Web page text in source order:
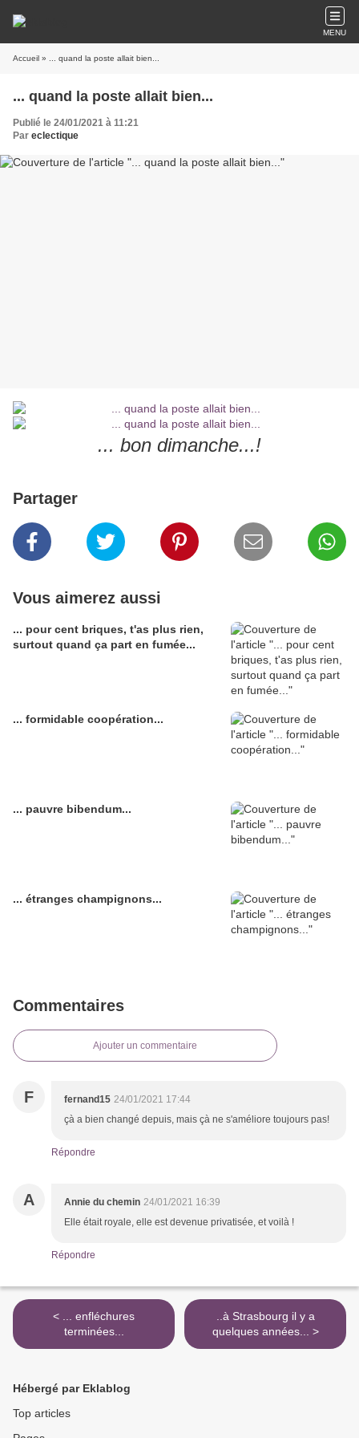
MENU
Accueil » ... quand la poste allait bien...
... quand la poste allait bien...
Publié le 24/01/2021 à 11:21
Par eclectique
... bon dimanche...!
Partager
Vous aimerez aussi
... pour cent briques, t'as plus rien,
surtout quand ça part en fumée...
... formidable coopération...
... pauvre bibendum...
... étranges champignons...
Commentaires
Ajouter un commentaire
F fernand15 24/01/2021 17:44
çà a bien changé depuis, mais çà ne s'améliore toujours pas!
Répondre
A Annie du chemin 24/01/2021 16:39
Elle était royale, elle est devenue privatisée, et voilà !
Répondre
< ... enfléchures
terminées...
..à Strasbourg il y a
quelques années... >
Hébergé par Eklablog
Top articles